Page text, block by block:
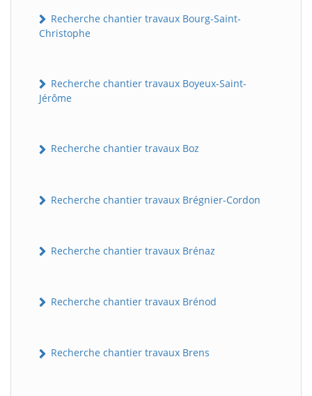
Recherche chantier travaux Bourg-Saint-
Christophe
Recherche chantier travaux Boyeux-Saint-
Jérôme
Recherche chantier travaux Boz
Recherche chantier travaux Brégnier-Cordon
Recherche chantier travaux Brénaz
Recherche chantier travaux Brénod
Recherche chantier travaux Brens